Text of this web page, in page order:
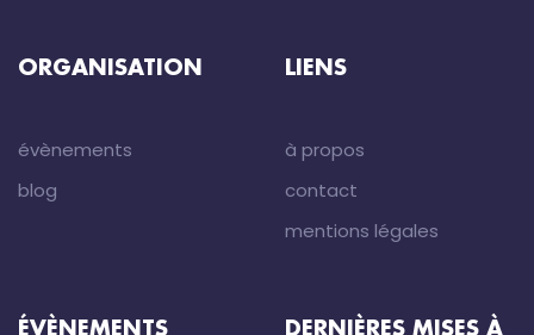
ORGANISATION
évènements
blog
LIENS
à propos
contact
mentions légales
ÉVÈNEMENTS DERNIÈRES MISES À